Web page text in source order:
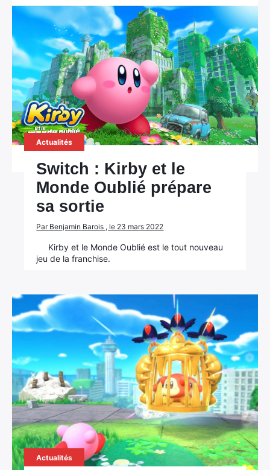
Actualités
Switch : Kirby et le
Monde Oublié prépare
sa sortie
Par Benjamin Barois , le 23 mars 2022
Kirby et le Monde Oublié est le tout nouveau
jeu de la franchise.
Actualités